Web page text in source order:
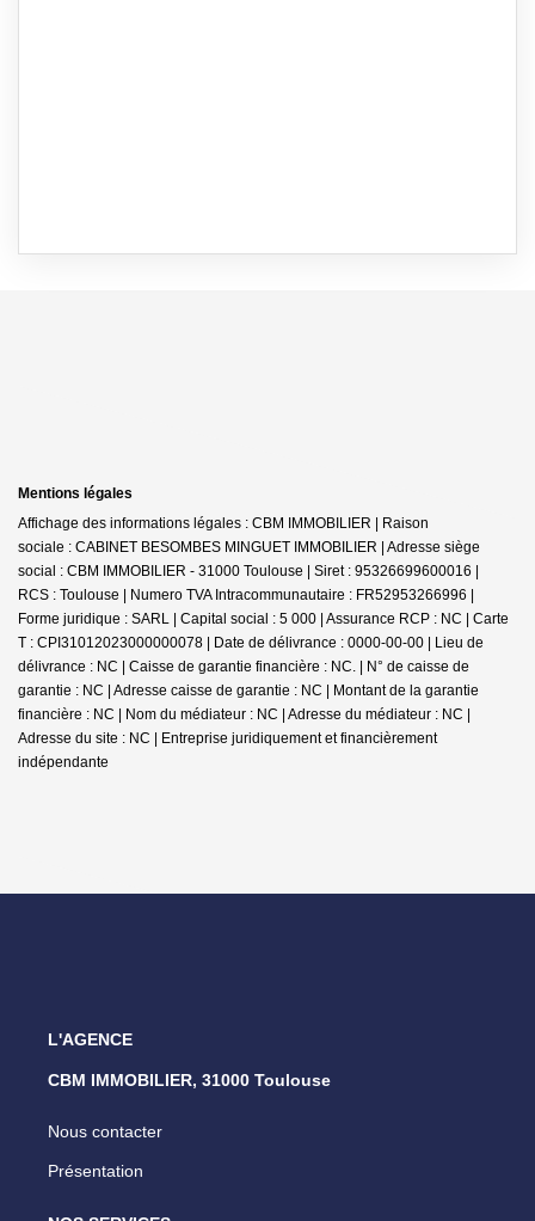
Mentions légales
Affichage des informations légales : CBM IMMOBILIER | Raison
sociale : CABINET BESOMBES MINGUET IMMOBILIER | Adresse siège
social : CBM IMMOBILIER - 31000 Toulouse | Siret : 95326699600016 |
RCS : Toulouse | Numero TVA Intracommunautaire : FR52953266996 |
Forme juridique : SARL | Capital social : 5 000 | Assurance RCP : NC | Carte
T : CPI31012023000000078 | Date de délivrance : 0000-00-00 | Lieu de
délivrance : NC | Caisse de garantie financière : NC. | N° de caisse de
garantie : NC | Adresse caisse de garantie : NC | Montant de la garantie
financière : NC | Nom du médiateur : NC | Adresse du médiateur : NC |
Adresse du site : NC | Entreprise juridiquement et financièrement
indépendante
L'AGENCE
CBM IMMOBILIER, 31000 Toulouse
Nous contacter
Présentation